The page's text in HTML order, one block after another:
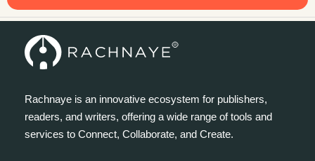
Rachnaye is an innovative ecosystem for publishers,
readers, and writers, offering a wide range of tools and
services to Connect, Collaborate, and Create.